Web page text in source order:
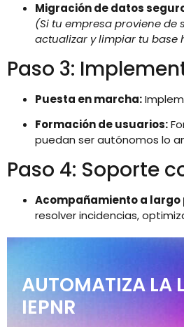
Migración de datos
(Si tu empresa proviene de
actualizar y limpiar tu base
Paso 3:
Puesta en marcha:
Formación de usuarios:
puedan ser autónomos lo
Paso 4: Soporte
Acompañamiento a largo
resolver incidencias,
AUTOMATIZA LA
IEPNR